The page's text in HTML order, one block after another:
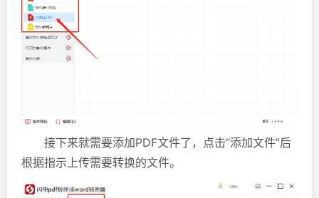
接下来就需要添加PDF文件了，点击“添加文件”后
根据指示上传需要转换的文件。